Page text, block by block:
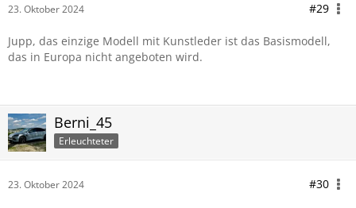
23. Oktober 2024 #29
Jupp, das einzige Modell mit Kunstleder ist das Basismodell,
das in Europa nicht angeboten wird.
Berni_45
Erleuchteter
23. Oktober 2024 #30